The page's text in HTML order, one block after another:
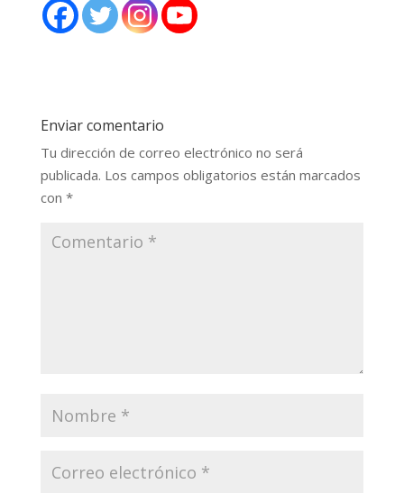
Enviar comentario
Tu dirección de correo electrónico no será
publicada. Los campos obligatorios están marcados
con *